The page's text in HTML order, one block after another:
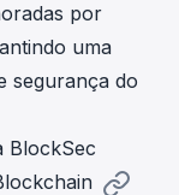
por
uma
segurança do
BlockSec